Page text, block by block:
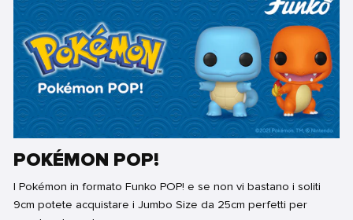
POKÉMON POP!
I Pokémon in formato Funko POP! e se non vi bastano i soliti
9cm potete acquistare i Jumbo Size da 25cm perfetti per